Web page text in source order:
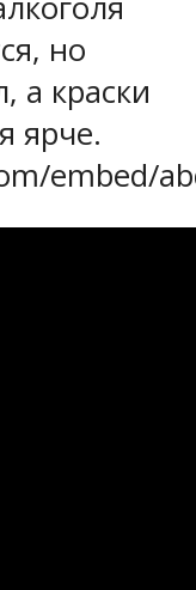
но
а краски
ярче.
embed/